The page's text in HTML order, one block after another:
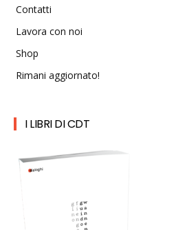
Contatti
Lavora con noi
Shop
Rimani aggiornato!
I LIBRI DI CDT